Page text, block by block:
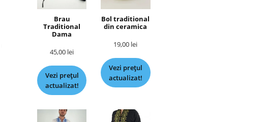
Brau
Traditional
Dama
45,00 lei
Vezi prețul
actualizat!
Bol traditional
din ceramica
19,00 lei
Vezi prețul
actualizat!